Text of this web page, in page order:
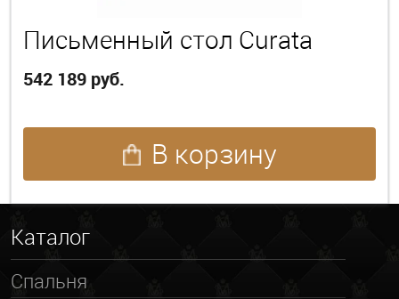
Письменный стол Curata
542 189 руб.
В корзину
Каталог
Спальня